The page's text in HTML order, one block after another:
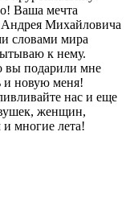
Ваша мечта
Михайловича
словами мира
к нему.
вы подарили мне
и новую меня!
нас и еще
женщин,
многие лета!